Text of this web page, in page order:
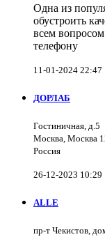
Одна из
обустроить
всем
телефону
11-01-2024 22:47
ДОРЛАБ
Гостиничная, д.5
Москва, Москва
Россия
26-12-2023 10:29
ALLE
пр-т Чекистов,